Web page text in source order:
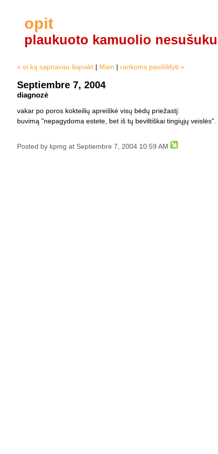
opit
plaukuoto kamuolio
« oi ką sapnavau šiąnakt | Main | rankoms pasišildyti »
Septiembre 7, 2004
diagnozė
vakar po poros kokteilių apreiškė visų bėdų priežastį:
buvimą "nepagydoma estete, bet iš tų beviltiškai tingiųjų veislės".
Posted by kpmg at Septiembre 7, 2004 10:59 AM